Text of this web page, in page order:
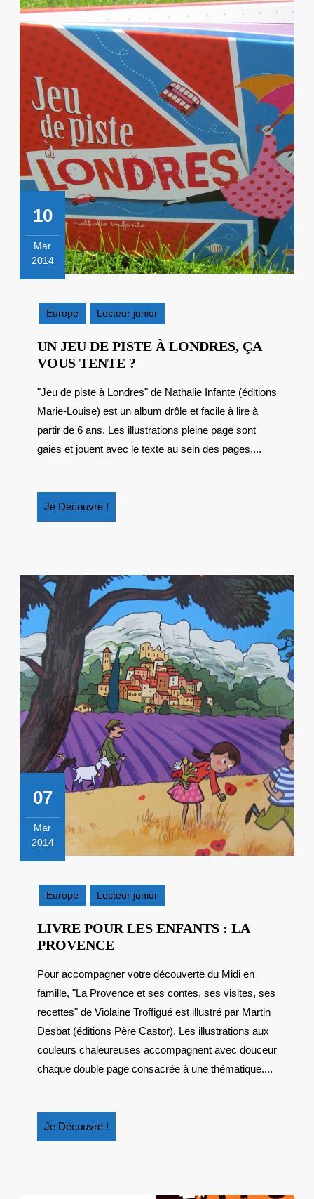
10
Mar
2014
2014
Europe
Lecteur junior
UN JEU DE PISTE À LONDRES, ÇA
VOUS TENTE ?
DE
PISTE
À
LONDRES,
"Jeu de piste à Londres" de Nathalie Infante (éditions
Marie-Louise) est un album drôle et facile à lire à
partir de 6 ans. Les illustrations pleine page sont
gaies et jouent avec le texte au sein des pages....
Je Découvre !
Découvre
07
Mar
2014
2014
Europe
Lecteur junior
LIVRE POUR LES ENFANTS : LA
PROVENCELIVRE
LES
ENFANTS
:
LA
PROVENCE
Pour accompagner votre découverte du Midi en
famille, "La Provence et ses contes, ses visites, ses
recettes" de Violaine Troffigué est illustré par Martin
Desbat (éditions Père Castor). Les illustrations aux
couleurs chaleureuses accompagnent avec douceur
chaque double page consacrée à une thématique....
Je Découvre !
Découvre